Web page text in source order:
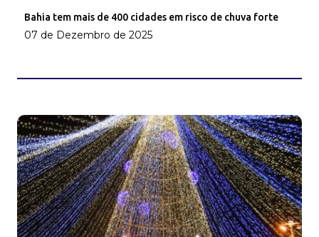
Bahia tem mais de 400 cidades em risco de chuva forte
07 de Dezembro de 2025